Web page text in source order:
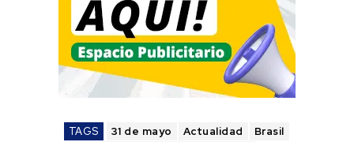
TAGS 31 de mayo Actualidad
Brasil